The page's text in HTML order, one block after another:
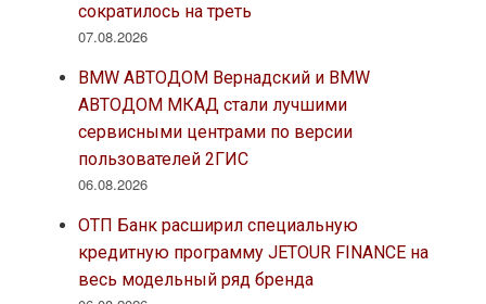
В жилом комплексе «СВЕТ» завершено
06.08.2026
Покупатели новостроек в Подмосковье
рискуют потерять еще 300 тысяч рублей
из-за переноса ключей
06.08.2026
ГК «А101» и фонд «НИКА» объединяют
усилия для защиты животных в рамках
программы биоразнообразия